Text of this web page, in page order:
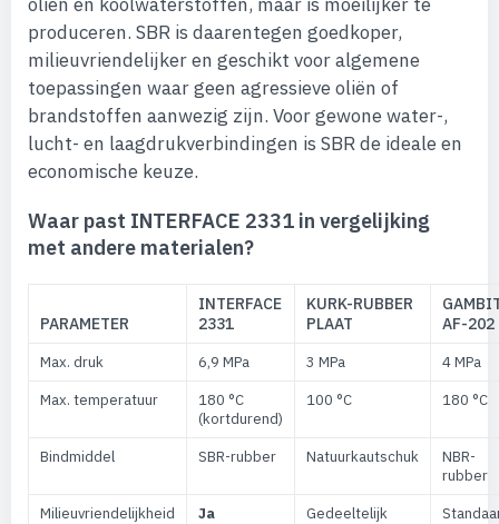
produceren. SBR is daarentegen goedkoper,
milieuvriendelijker en geschikt voor algemene
toepassingen waar geen agressieve oliën of
brandstoffen aanwezig zijn. Voor gewone water-,
lucht- en laagdrukverbindingen is SBR de ideale en
economische keuze.
Waar past INTERFACE 2331 in vergelijking
met andere materialen?
PARAMETER
INTERFACE
2331
KURK-RUBBER
PLAAT
AF-202
Max. druk 6,9 MPa 3 MPa
4 MPa
Max. temperatuur
180 °C
(kortdurend)
100 °C 180 °C
Bindmiddel SBR-rubber Natuurkautschuk
NBR-
rubber
Milieuvriendelijkheid
Ja Gedeeltelijk